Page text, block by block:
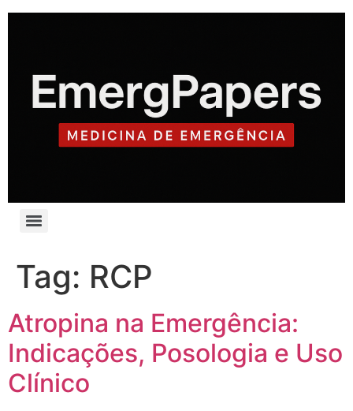
Tag: RCP
Atropina na Emergência:
Indicações, Posologia e Uso
Clínico